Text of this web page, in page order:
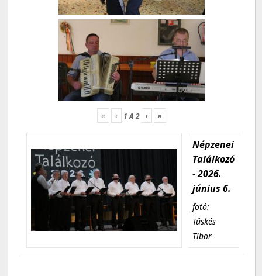
« ‹ 1A2 › »
Népzenei
Találkozó
- 2026.
június 6.
fotó:
Tüskés
Tibor